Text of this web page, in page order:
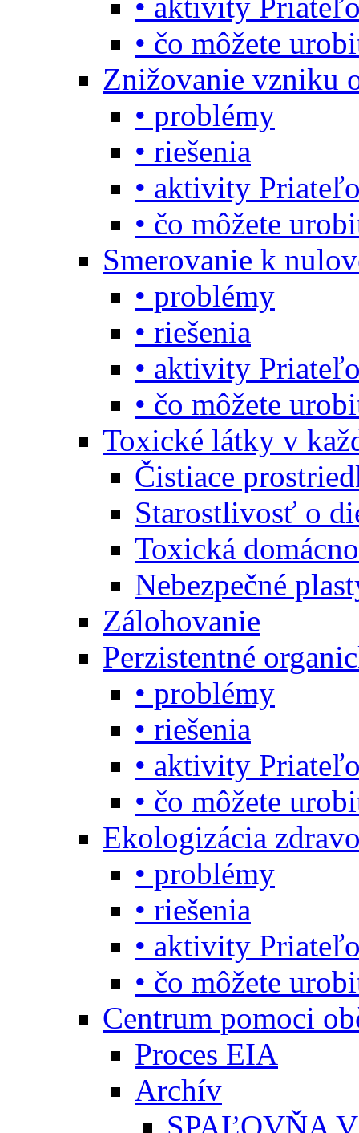
• čo môžete
Znižovanie vzniku
• problémy
• riešenia
• aktivity
• čo môžete
Smerovanie k
• problémy
• riešenia
• aktivity
• čo môžete
Toxické látky v
Čistiace
Starostlivosť o
Toxická
Nebezpečné
Zálohovanie
Perzistentné
• problémy
• riešenia
• aktivity
• čo môžete
Ekologizácia
• problémy
• riešenia
• aktivity
• čo môžete
Centrum pomoci
Proces EIA
Archív
SPAĽOVŇA